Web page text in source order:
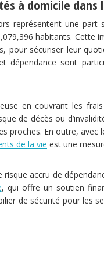
à domicile dans
représentent une part
habitants. Cette
pour sécuriser leur
dépendance sont
en couvrant les
de décès ou
proches. En outre, avec
de la vie est une
risque accru de
, qui offre un soutien
de sécurité pour les